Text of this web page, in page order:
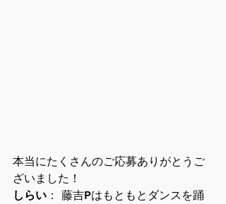
本当にたくさんのご応募ありがとうご
ざいました！
しらい ： 藤吉Pはもともとダンスを踊